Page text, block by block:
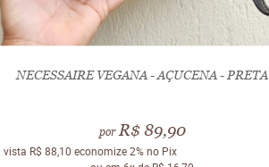
NECESSAIRE VEGANA - AÇUCENA - PRETA
por R$ 89,90
vista R$ 88,10 economize2%no Pix